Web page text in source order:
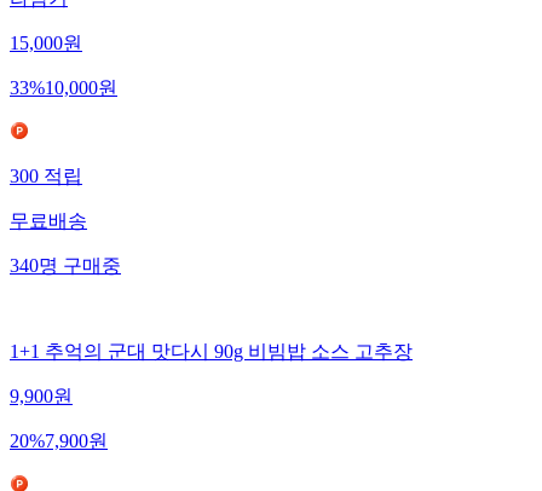
라담기
15,000원
33%10,000원
300적립
무료배송
340명구매중
1+1 추억의 군대 맛다시 90g 비빔밥 소스 고추장
9,900원
20%7,900원